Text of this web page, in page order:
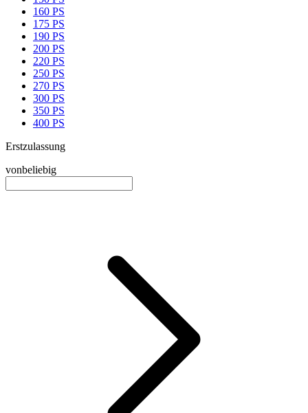
160 PS
175 PS
190 PS
200 PS
220 PS
250 PS
270 PS
300 PS
350 PS
400 PS
Erstzulassung
vonbeliebig